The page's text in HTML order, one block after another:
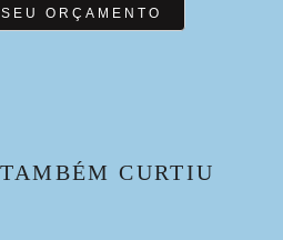
ORÇAMENTO
CURTIU